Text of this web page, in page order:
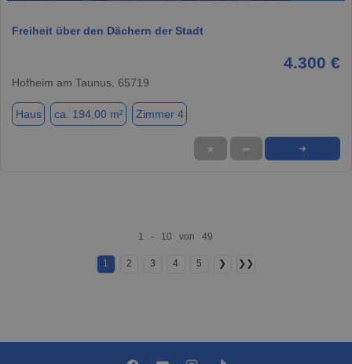
Freiheit über den Dächern der Stadt
4.300 €
Hofheim am Taunus, 65719
Haus ca. 194,00 m² Zimmer 4
★ ➦ ➜
1 - 10 von 49
1 2 3 4 5 ❯ ❯❯